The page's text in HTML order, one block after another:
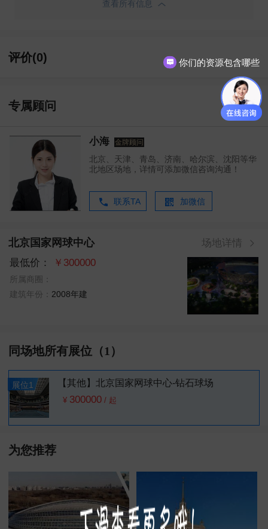
查看所有信息
评价(0)
专属顾问
小海 金牌顾问
北京、天津、青岛、济南、哈尔滨、沈阳等华
北地区场地，详情可添加微信咨询沟通！
联系TA 加微信
北京国家⽹球中⼼
场地详情
最低价：
￥300000
所属商圈：
建筑年份： 2008年建
同场地所有展位（1）
展位1 【其他】北京国家⽹球中⼼-钻石球场
¥ 300000 / 起
为您推荐
你们的资源包含哪些
价格是怎样的呢